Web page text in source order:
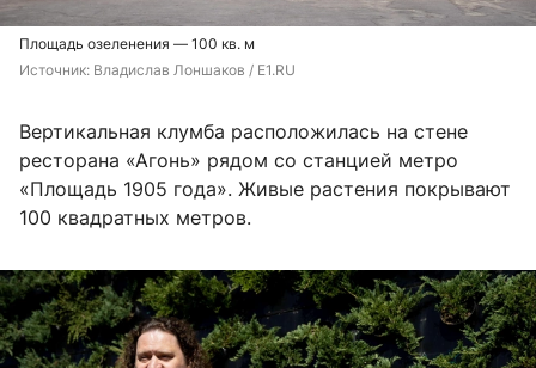
Площадь озеленения — 100 кв. м
Источник: Владислав Лоншаков / E1.RU
Вертикальная клумба расположилась на стене
ресторана «Агонь» рядом со станцией метро
«Площадь 1905 года». Живые растения покрывают
100 квадратных метров.